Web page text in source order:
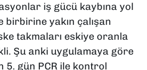
iş gücü kaybına yol
birbirine yakın çalışan
takmaları eskiye oranla
Şu anki uygulamaya göre
5. gün PCR ile kontrol